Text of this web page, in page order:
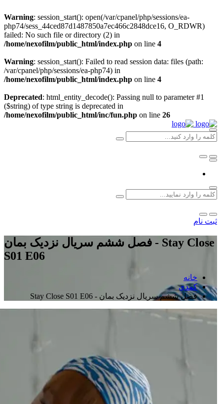
Warning: session_start(): open(/var/cpanel/php/sessions/ea-
php74/sess_44ced87d1487850a7ec466c2848dce16, O_RDWR)
failed: No such file or directory (2) in
/home/nexofilm/public_html/index.php on line 4
Warning: session_start(): Failed to read session data: files (path:
/var/cpanel/php/sessions/ea-php74) in
/home/nexofilm/public_html/index.php on line 4
Deprecated: html_entity_decode(): Passing null to parameter #1
($string) of type string is deprecated in
/home/nexofilm/public_html/inc/fun.php on line 26
ثبت نام
فصل ششم سریال نزدیک بمان - Stay Close
S01 E06
خانه
کمدی
فصل ششم سریال نزدیک بمان - Stay Close S01 E06